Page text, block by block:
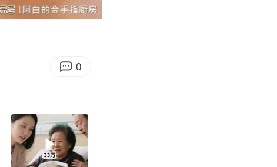
04:50
Enter
0